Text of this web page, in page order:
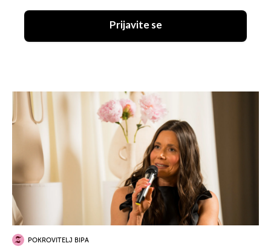
Prijavite se
POKROVITELJ BIPA